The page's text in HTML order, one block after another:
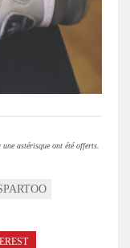
astérisque ont été offerts.